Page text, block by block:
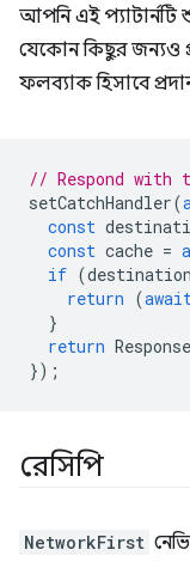
আপনি এই প্যাটার্নটি
যেকোন কিছুর জন্যও
ফলব্যাক হিসাবে
// Respond
setCatchHandler(
const
const cache =
if (destination
return (
}
return Response
});
রেসিপি
NetworkFirst